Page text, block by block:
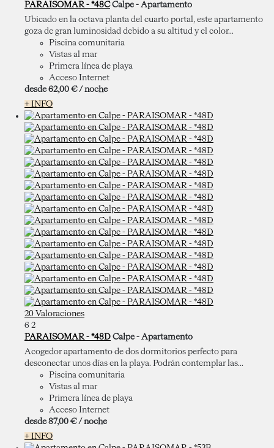
PARAISOMAR - *48C Calpe - Apartamento
Ubicado en la octava planta del cuarto portal, este apartamento
goza de gran luminosidad debido a su altitud y el color...
Piscina comunitaria
Vistas al mar
Primera línea de playa
Acceso Internet
desde 62,00 € / noche
+ INFO
20 Valoraciones
6 2
PARAISOMAR - *48D Calpe - Apartamento
Acogedor apartamento de dos dormitorios perfecto para
desconectar unos días en la playa. Podrán contemplar las...
Piscina comunitaria
Vistas al mar
Primera línea de playa
Acceso Internet
desde 87,00 € / noche
+ INFO